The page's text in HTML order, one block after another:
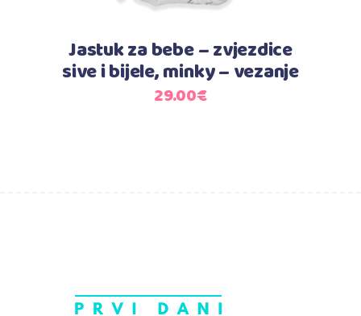
Jastuk za bebe – zvjezdice
sive i bijele, minky – vezanje
29.00€